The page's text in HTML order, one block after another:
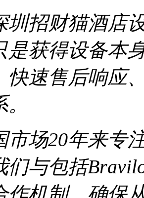
圳招财猫酒店
是获得设备本
快速售后响应
市场20年来专
们与包括